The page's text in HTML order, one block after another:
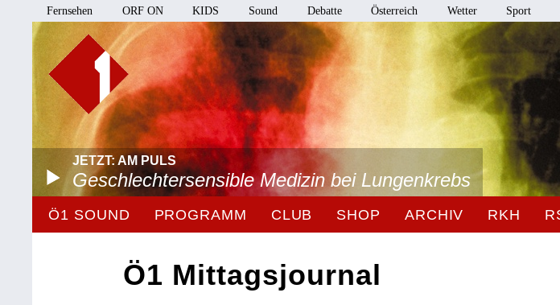
Fernsehen ORF ON KIDS Sound Debatte Österreich Wetter Sport
JETZT: AM PULS
Geschlechtersensible Medizin bei Lungenkrebs
Ö1 SOUND PROGRAMM CLUB SHOP ARCHIV RKH
Ö1 Mittagsjournal